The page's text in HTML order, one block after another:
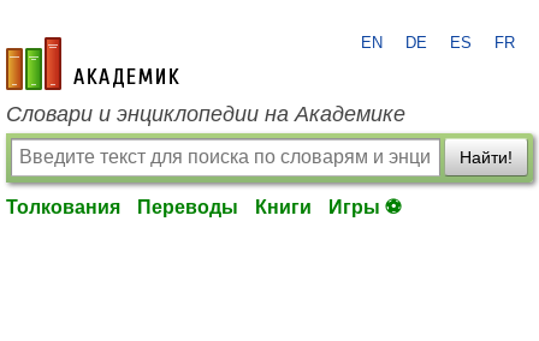
academic.ru
EN DE ES FR
Словари и энциклопедии на Академике
Найти!
Толкования Переводы Книги Игры ⚽